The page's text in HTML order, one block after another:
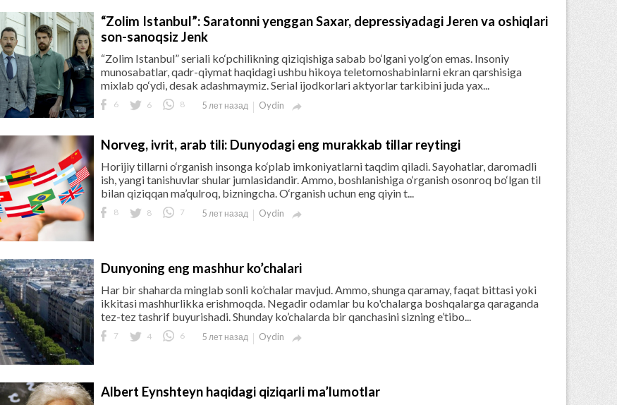
“Zolim Istanbul”: Saratonni yenggan Saxar, depressiyadagi Jeren va oshiqlari
son-sanoqsiz Jenk
“Zolim Istanbul” seriali ko‘pchilikning qiziqishiga sabab bo‘lgani yolg‘on emas. Insoniy
munosabatlar, qadr-qiymat haqidagi ushbu hikoya teletomoshabinlarni ekran qarshisiga
mixlab qo‘ydi, desak adashmaymiz. Serial ijodkorlari aktyorlar tarkibini juda yax...
6 6 8 5 лет назад Oydin 
Norveg, ivrit, arab tili: Dunyodagi eng murakkab tillar reytingi
Horijiy tillarni o‘rganish insonga ko‘plab imkoniyatlarni taqdim qiladi. Sayohatlar, daromadli
ish, yangi tanishuvlar shular jumlasidandir. Ammo, boshlanishiga o‘rganish osonroq bo‘lgan til
bilan qiziqqan ma’qulroq, bizningcha. O‘rganish uchun eng qiyin t...
8 8 7 5 лет назад Oydin 
Dunyoning eng mashhur ko’chalari
Har bir shaharda minglab sonli ko’chalar mavjud. Ammo, shunga qaramay, faqat bittasi yoki
ikkitasi mashhurlikka erishmoqda. Negadir odamlar bu ko'chalarga boshqalarga qaraganda
tez-tez tashrif buyurishadi. Shunday ko’chalarda bir qanchasini sizning e’tibo...
7 4 6 5 лет назад Oydin 
Albert Eynshteyn haqidagi qiziqarli ma’lumotlar